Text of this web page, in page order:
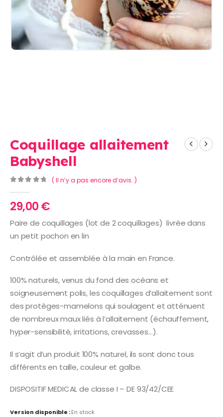
Coquillage allaitement
Babyshell
( Il n’y a pas encore d’avis. )
29,00€
Paire de coquillages (lot de 2 coquillages) livrée dans
un petit pochon en lin
Contrôlée et assemblée à la main en France.
100% naturels, venus du fond des océans et
soigneusement polis, les coquillages d’allaitement sont
des protèges-mamelons qui soulagent et atténuent
de nombreux maux liés à l’allaitement (échauffement,
hyper-sensibilité, irritations, crevasses…).
Il s’agit d’un produit 100% naturel, ils sont donc tous
différents en taille, couleur et galbe.
DISPOSITIF MEDICAL de classe I – DE 93/42/CEE
Version disponible :En stock